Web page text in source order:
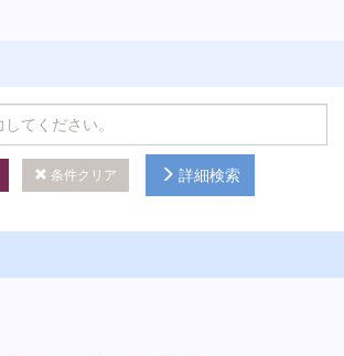
条件クリア 詳細検索